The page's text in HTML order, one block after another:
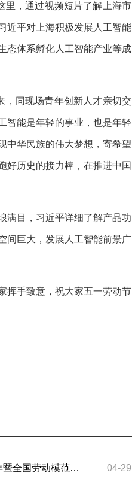
，通过视频短片了解上海市
近平对上海积极发展人工智能
态体系孵化人工智能产业等成
同现场青年创新人才亲切交
智能是年轻的事业，也是年轻
中华民族的伟大梦想，寄希望
好历史的接力棒，在推进中国
目，习近平详细了解产品功
间巨大，发展人工智能前景广
手致意，祝大家五一劳动节
庆祝中华全国总工会成立100周年暨全国劳动模范和先进工作者表彰大会隆重举行 04-29